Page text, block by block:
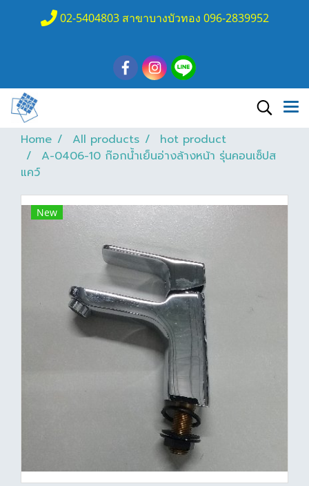
02-5404803 สาขาบางบัวทอง 096-2839952
Home All products
hot product
A-0406-10 ก๊อกน้ำเย็นอ่างล้างหน้า รุ่นคอนเซ็ปส
แคว์
New